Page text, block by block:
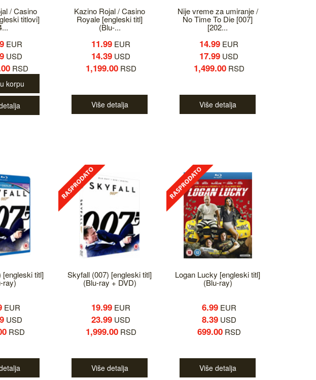
/ Casino
titlovi]
EUR
USD
RSD
korpu
Kazino Rojal / Casino
Royale [engleski titl]
(Blu-...
11.99 EUR
14.39 USD
1,199.00RSD
Više detalja
Nije vreme za umiranje /
No Time To Die [007]
[202...
14.99 EUR
17.99 USD
1,499.00RSD
Više detalja
[engleski titl]
ray)
EUR
USD
RSD
Skyfall (007) [engleski titl]
(Blu-ray + DVD)
19.99 EUR
23.99 USD
1,999.00RSD
Više detalja
Logan Lucky [engleski titl]
(Blu-ray)
6.99EUR
8.39USD
699.00RSD
Više detalja